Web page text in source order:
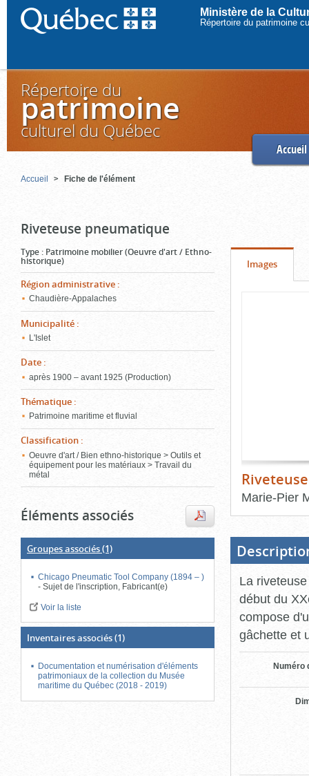
Ministère de la
Répertoire du patrimoine
Répertoire du
patrimoine
culturel du Québec
Accueil
Accueil Fiche de l'élément
Riveteuse pneumatique
Type : Patrimoine mobilier (Oeuvre d'art / Ethno-
historique)
Région administrative :
Chaudière-Appalaches
Municipalité :
L'Islet
Date :
après 1900 – avant 1925 (Production)
Thématique :
Patrimoine maritime et fluvial
Classification :
Oeuvre d'art / Bien ethno-historique > Outils et
équipement pour les matériaux > Travail du
métal
Éléments associés
Groupes associés(1)
Chicago Pneumatic Tool Company (1894 – )
-Sujet de l'inscription, Fabricant(e)
Voir la liste
Inventaires associés(1)
Documentation et numérisation d'éléments
patrimoniaux de la collection du Musée
maritime du Québec (2018 - 2019)
Onglet
Images(cliquer
pour
Marie-Pier
bloc
d'onglets
La
début du
compose
gâchette et
Numéro